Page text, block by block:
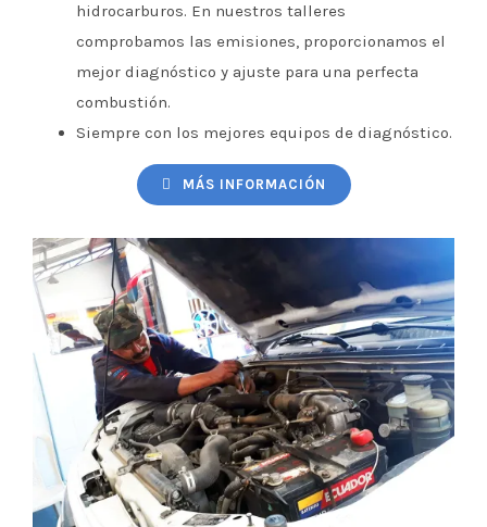
hidrocarburos. En nuestros talleres
comprobamos las emisiones, proporcionamos el
mejor diagnóstico y ajuste para una perfecta
combustión.
Siempre con los mejores equipos de diagnóstico.
MÁS INFORMACIÓN